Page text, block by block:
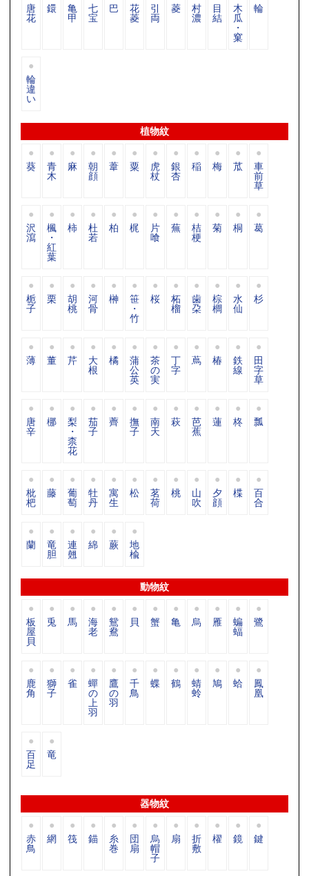
唐
花
鐶 亀
甲
七
宝
巴 花
菱
引
両
菱 村
濃
目
結
木
瓜
・
窠
輪
輪
違
い
植物紋
葵 青
木
麻 朝
顔
葦 粟 虎
杖
銀
杏
稲 梅 苽 車
前
草
沢
瀉
楓
・
紅
葉
柿 杜
若
柏 梶 片
喰
蕪 桔
梗
菊 桐 葛
栀
子
栗 胡
桃
河
骨
榊 笹
・
竹
桜 柘
榴
歯
朶
棕
櫚
水
仙
杉
薄 董 芹 大
根
橘 蒲
公
英
茶
の
実
丁
字
蔦 椿 鉄
線
田
字
草
唐
辛
梛 梨
・
柰
花
茄
子
薺 撫
子
南
天
萩 芭
蕉
蓮 柊 瓢
枇
杷
藤 葡
萄
牡
丹
寓
生
松 茗
荷
桃 山
吹
夕
顔
楪 百
合
蘭 竜
胆
連
翹
綿 蕨 地
楡
動物紋
板
屋
貝
兎 馬 海
老
鴛
鴦
貝 蟹 亀 烏 雁 蝙
蝠
鷺
鹿
角
獅
子
雀 蟬
の
上
羽
鷹
の
羽
千
鳥
蝶 鶴 蜻
蛉
鳩 蛤 鳳
凰
百
足
竜
器物紋
赤
鳥
網 筏 錨 糸
巻
団
扇
烏
帽
子
扇 折
敷
櫂 鏡 鍵